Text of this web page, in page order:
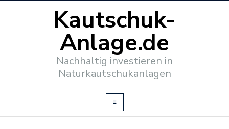
Kautschuk-
Anlage.de
Nachhaltig investieren in
Naturkautschukanlagen